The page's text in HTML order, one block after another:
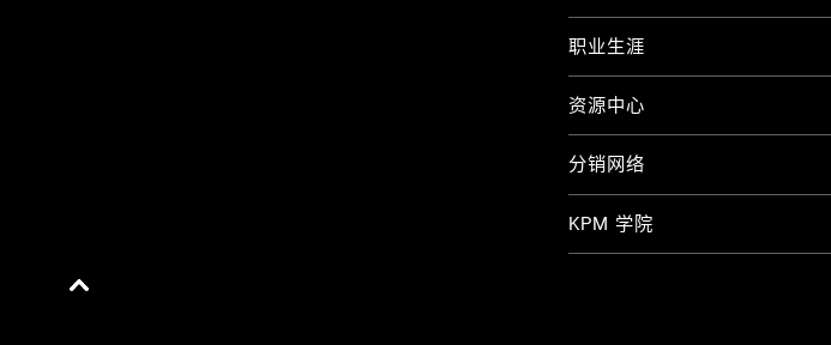
职业生涯
资源中心
分销网络
KPM 学院